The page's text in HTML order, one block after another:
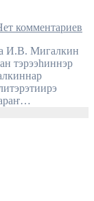
комментариев
тэрээһиннэр